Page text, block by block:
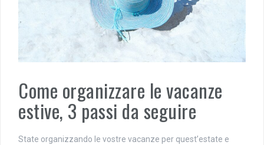
Come organizzare le vacanze
estive, 3 passi da seguire
State organizzando le vostre vacanze per quest’estate e